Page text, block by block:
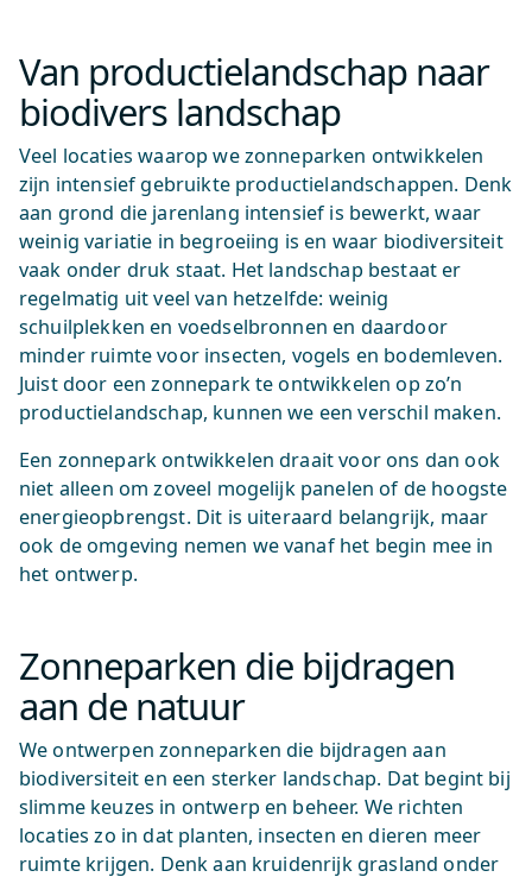
Van productielandschap naar
biodivers landschap
Veel locaties waarop we zonneparken ontwikkelen
zijn intensief gebruikte productielandschappen. Denk
aan grond die jarenlang intensief is bewerkt, waar
weinig variatie in begroeiing is en waar biodiversiteit
vaak onder druk staat. Het landschap bestaat er
regelmatig uit veel van hetzelfde: weinig
schuilplekken en voedselbronnen en daardoor
minder ruimte voor insecten, vogels en bodemleven.
Juist door een zonnepark te ontwikkelen op zo’n
productielandschap, kunnen we een verschil maken.
Een zonnepark ontwikkelen draait voor ons dan ook
niet alleen om zoveel mogelijk panelen of de hoogste
energieopbrengst. Dit is uiteraard belangrijk, maar
ook de omgeving nemen we vanaf het begin mee in
het ontwerp.
Zonneparken die bijdragen
aan de natuur
We ontwerpen zonneparken die bijdragen aan
biodiversiteit en een sterker landschap. Dat begint bij
slimme keuzes in ontwerp en beheer. We richten
locaties zo in dat planten, insecten en dieren meer
ruimte krijgen. Denk aan kruidenrijk grasland onder